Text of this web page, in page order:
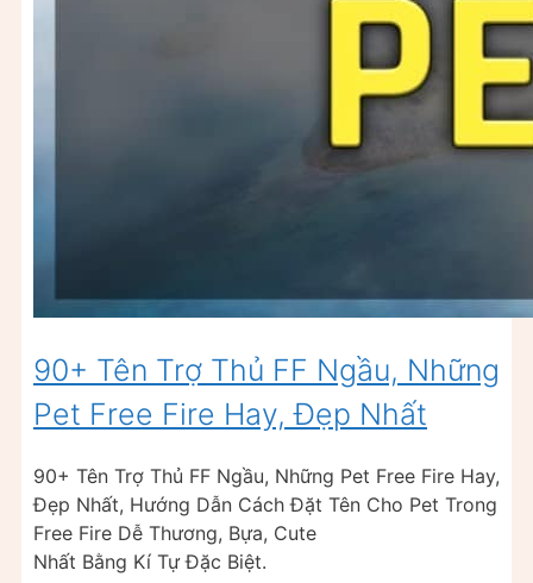
90+ Tên Trợ Thủ FF Ngầu, Những
Pet Free Fire Hay, Đẹp Nhất
90+ Tên Trợ Thủ FF Ngầu, Những Pet Free Fire Hay,
Đẹp Nhất, Hướng Dẫn Cách Đặt Tên Cho Pet Trong
Free Fire Dễ Thương, Bựa, Cute
Nhất Bằng Kí Tự Đặc Biệt.